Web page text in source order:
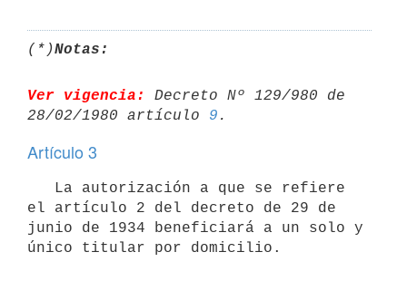
(*)Notas:
Ver vigencia:
Decreto Nº 129/980 de
28/02/1980 artículo 9
Artículo 3
el artículo 2 del decreto de 29 de
junio de 1934 beneficiará a un solo y